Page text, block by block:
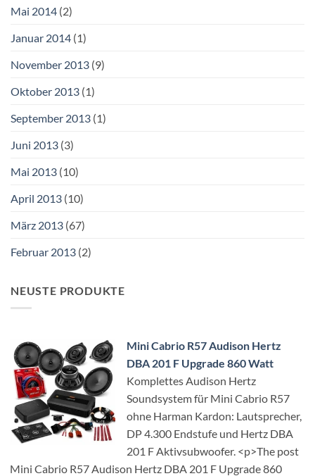
Mai 2014 (2)
Januar 2014 (1)
November 2013 (9)
Oktober 2013 (1)
September 2013 (1)
Juni 2013 (3)
Mai 2013 (10)
April 2013 (10)
März 2013 (67)
Februar 2013 (2)
NEUSTE PRODUKTE
Mini Cabrio R57 Audison Hertz
DBA 201 F Upgrade 860 Watt
Komplettes Audison Hertz
Soundsystem für Mini Cabrio R57
ohne Harman Kardon: Lautsprecher,
DP 4.300 Endstufe und Hertz DBA
201 F Aktivsubwoofer. <p>The post
Mini Cabrio R57 Audison Hertz DBA 201 F Upgrade 860